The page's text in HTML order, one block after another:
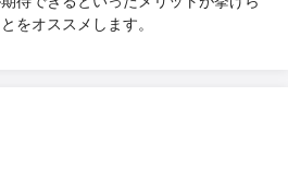
をオススメします。